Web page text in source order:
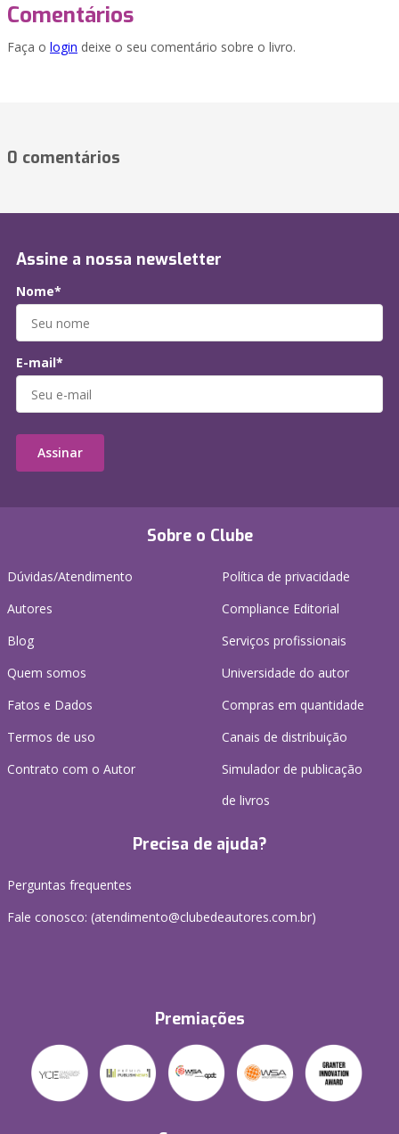
Comentários
Faça o login deixe o seu comentário sobre o livro.
0 comentários
Sobre o Clube
Dúvidas/Atendimento
Autores
Blog
Quem somos
Fatos e Dados
Termos de uso
Contrato com o Autor
Política de privacidade
Compliance Editorial
Serviços profissionais
Universidade do autor
Compras em quantidade
Canais de distribuição
Simulador de publicação
de livros
Precisa de ajuda?
Perguntas frequentes
Fale conosco: (atendimento@clubedeautores.com.br)
Premiações
Assine a nossa newsletter
Nome*
E-mail*
Assinar